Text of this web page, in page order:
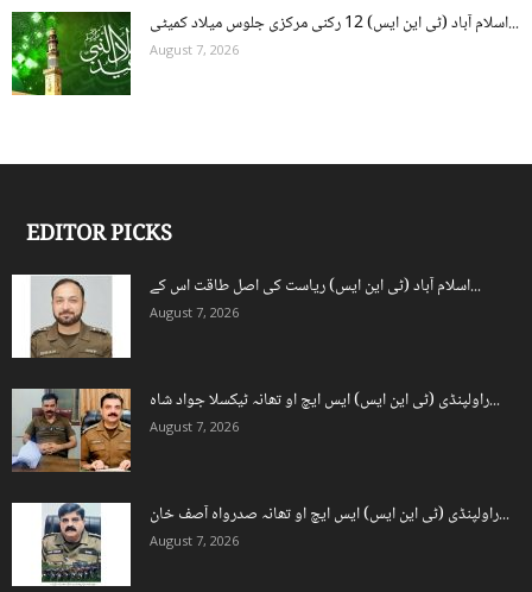
اسلام آباد (ٹی این ایس) 12 رکنی مرکزی جلوس میلاد کمیٹی...
August 7, 2026
EDITOR PICKS
اسلام آباد (ٹی این ایس) ریاست کی اصل طاقت اس کے...
August 7, 2026
راولپنڈی (ٹی این ایس) ایس ایچ او تھانہ ٹیکسلا جواد شاہ...
August 7, 2026
راولپنڈی (ٹی این ایس) ایس ایچ او تھانہ صدرواہ آصف خان...
August 7, 2026